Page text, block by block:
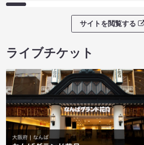
サイトを閲覧する
ライブチケット